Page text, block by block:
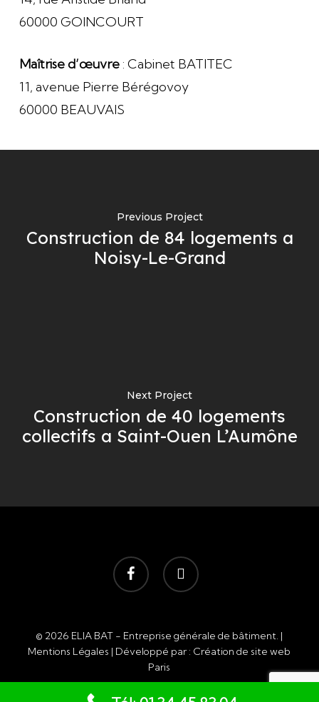
60000 GOINCOURT
Maîtrise d’œuvre: Cabinet BATITEC
11, avenue Pierre Bérégovoy
60000 BEAUVAIS
Previous Project
Construction de 84 logements a
Noisy-Le-Grand
Next Project
Construction de 40 logements
collectifs a Saint-Ouen L’Aumône
facebook instagram
© 2026 ELIA BAT - Entreprise générale de bâtiment. |
Mentions Légales | Développé par : Création de site web
Paris